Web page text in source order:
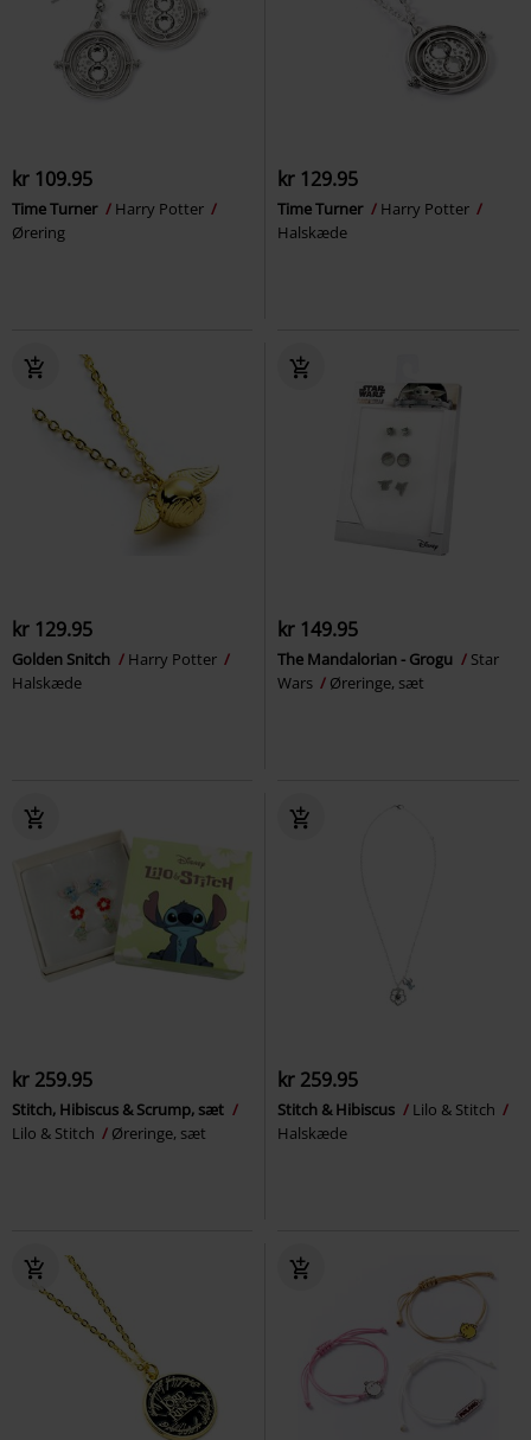
kr 109.95
Time Turner
Harry Potter
Ørering
kr 129.95
Time Turner
Harry Potter
Halskæde
kr 129.95
Golden Snitch
Harry Potter
Halskæde
kr 149.95
The Mandalorian - Grogu
Star
Wars
Øreringe, sæt
kr 259.95
Stitch, Hibiscus & Scrump, sæt
Lilo & Stitch
Øreringe, sæt
kr 259.95
Stitch & Hibiscus
Lilo & Stitch
Halskæde